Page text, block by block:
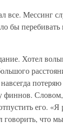
все. Мессинг
бы
Хотел
его.
говорить, что